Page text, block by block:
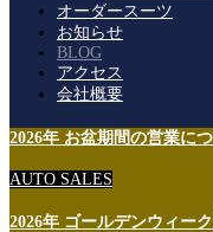
オーダースーツ
お知らせ
BLOG
アクセス
会社概要
2026年 お盆期間の営業に
AUTO SALES
2026年 ゴールデンウィー